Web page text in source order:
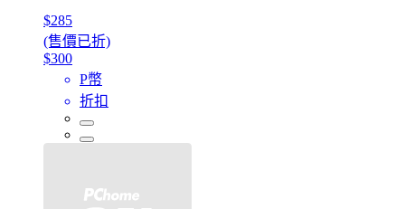
$285
(售價已折)
$300
P幣
折扣